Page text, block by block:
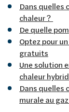
Dans quelles
chaleur ?
De quelle
Optez pour
gratuits
Une solution
chaleur
Dans quelles
murale au